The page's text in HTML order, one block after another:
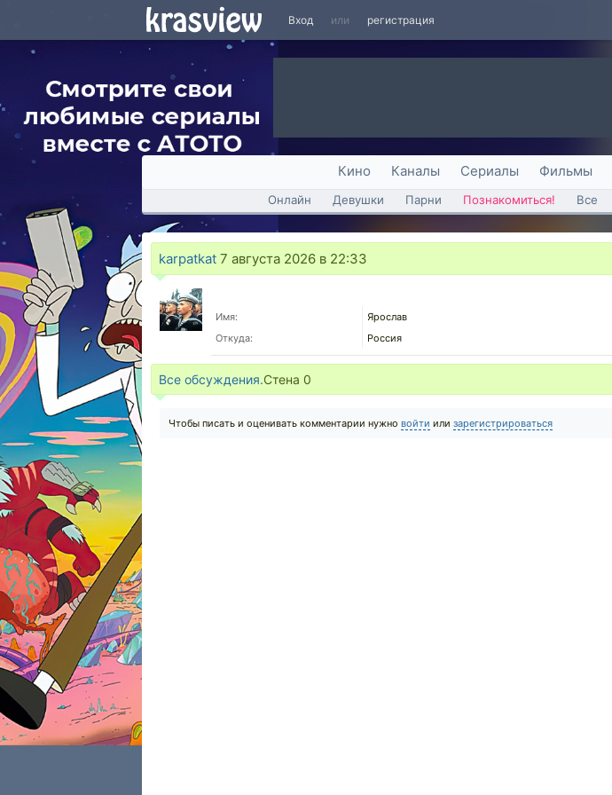
Вход или регистрация
Кино Каналы Сериалы Фильмы
Онлайн Девушки Парни Познакомиться! Все
karpatkat 7 августа 2026 в 22:33
Имя:
Ярослав
Откуда:
Россия
Все обсуждения.Стена 0
Чтобы писать и оценивать комментарии нужно войти или зарегистрироваться